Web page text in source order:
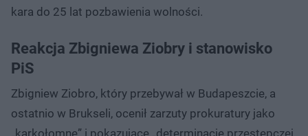
kara do 25 lat pozbawienia wolności.
Reakcja Zbigniewa Ziobry i stanowisko
PiS
Zbigniew Ziobro, który przebywał w Budapeszcie, a
ostatnio w Brukseli, ocenił zarzuty prokuratury jako
„karkołomne” i pokazujące „determinację przestępczej